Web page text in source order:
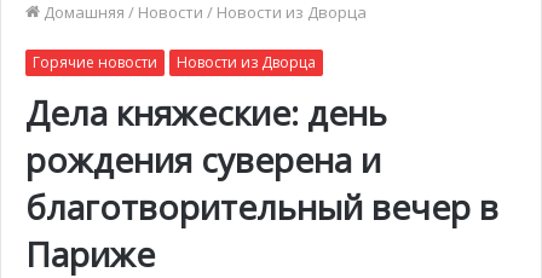
Домашняя / Новости / Новости из Дворца
Горячие новости Новости из Дворца
Дела княжеские: день
рождения суверена и
благотворительный вечер в
Париже